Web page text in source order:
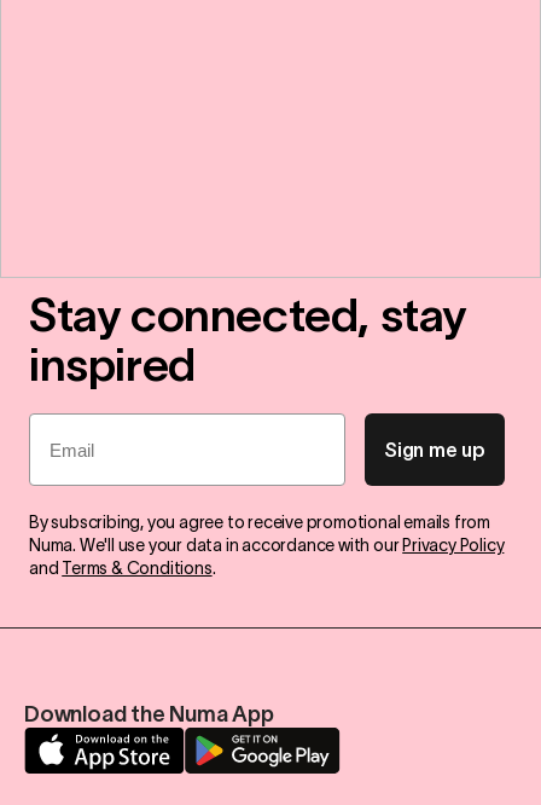
Stay connected, stay
inspired
Email
Sign me up
By subscribing, you agree to receive promotional emails from
Numa. We'll use your data in accordance with our Privacy Policy
and Terms & Conditions.
Download the Numa App